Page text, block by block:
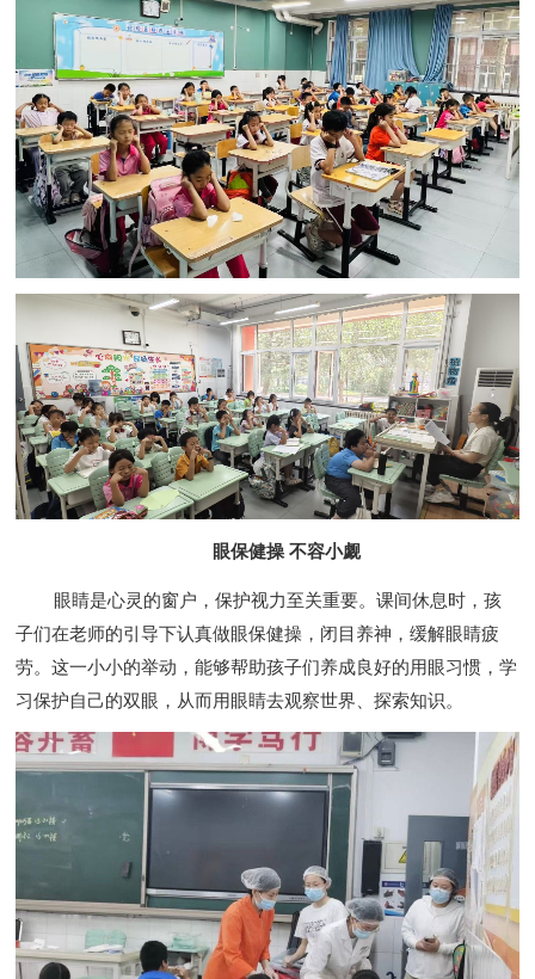
眼保健操 不容小觑
眼睛是心灵的窗户，保护视力至关重要。课间休息时，孩
子们在老师的引导下认真做眼保健操，闭目养神，缓解眼睛疲
劳。这一小小的举动，能够帮助孩子们养成良好的用眼习惯，学
习保护自己的双眼，从而用眼睛去观察世界、探索知识。